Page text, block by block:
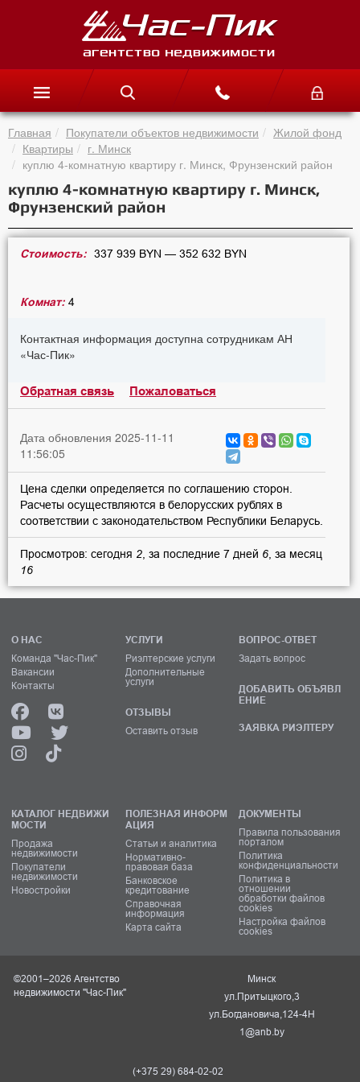
Главная Покупатели объектов недвижимости
Жилой фонд
Квартиры
г. Минск
куплю 4-комнатную квартиру г. Минск, Фрунзенский район
куплю 4-комнатную квартиру г. Минск,
Фрунзенский район
Стоимость: 337 939 BYN — 352 632 BYN
Комнат: 4
Контактная информация доступна сотрудникам АН
«Час-Пик»
Обратная связь Пожаловаться
Дата обновления 2025-11-11
11:56:05
Цена сделки определяется по соглашению сторон.
Расчеты осуществляются в белорусских рублях в
соответствии с законодательством Республики Беларусь.
Просмотров: сегодня 2 , за последние 7 дней 6 , за месяц
16
О НАС
Команда "Час-Пик"
Вакансии
Контакты
УСЛУГИ
Риэлтерские услуги
Дополнительные
услуги
ОТЗЫВЫ
Оставить отзыв
ВОПРОС-ОТВЕТ
Задать вопрос
ДОБАВИТЬ ОБЪЯВЛ
ЕНИЕ
ЗАЯВКА РИЭЛТЕРУ
КАТАЛОГ НЕДВИЖИ
МОСТИ
Продажа
недвижимости
Покупатели
недвижимости
Новостройки
ПОЛЕЗНАЯ ИНФОРМ
АЦИЯ
Статьи и аналитика
Нормативно-
правовая база
Банковское
кредитование
Справочная
информация
Карта сайта
ДОКУМЕНТЫ
Правила пользования
порталом
Политика
конфиденциальности
Политика в
отношении
обработки файлов
cookies
Настройка файлов
cookies
©2001–2026 Агентство
недвижимости "Час-Пик"
Минск
ул.Притыцкого,3
ул.Богдановича,124-4Н
1@anb.by
(+375 29) 684-02-02